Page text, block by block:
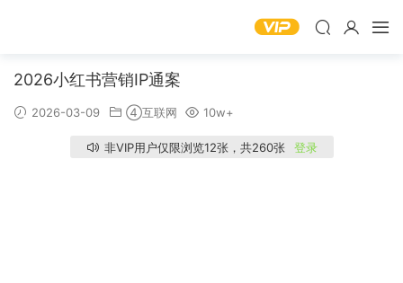
2026小红书营销IP通案
2026-03-09 ④互联网 10w+
非VIP用户仅限浏览12张，共260张 登录